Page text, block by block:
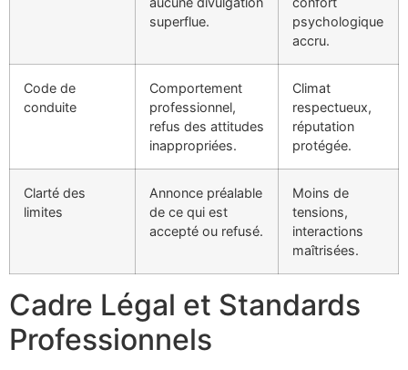
superflue.
psychologique
accru.
Code de
conduite
Comportement
professionnel,
refus des attitudes
inappropriées.
Climat
respectueux,
réputation
protégée.
Clarté des
limites
Annonce préalable
de ce qui est
accepté ou refusé.
Moins de
tensions,
interactions
maîtrisées.
Cadre Légal et Standards
Professionnels